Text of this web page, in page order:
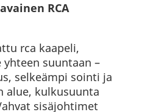
RCA
rca kaapeli,
suuntaan –
selkeämpi sointi ja
alue, kulkusuunta
sisäjohtimet